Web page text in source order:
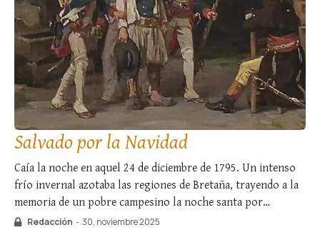
Salvado por la Navidad
Caía la noche en aquel 24 de diciembre de 1795. Un intenso
frío invernal azotaba las regiones de Bretaña, trayendo a la
memoria de un pobre campesino la noche santa por
excelencia en la que el Salvador vino al mundo. No obstante,
Redacción - 30, noviembre 2025